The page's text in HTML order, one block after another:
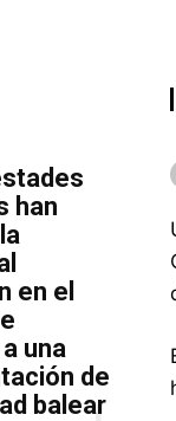
han
en el
una
de
balear